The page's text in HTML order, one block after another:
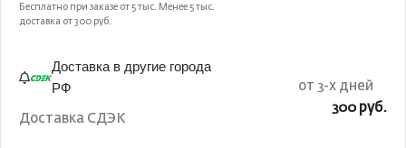
Бесплатно при заказе от 5 тыс. Менее 5 тыс.
доставка от 300 руб.
Доставка в другие города
РФ
Доставка СДЭК
от 3-х дней
300 руб.